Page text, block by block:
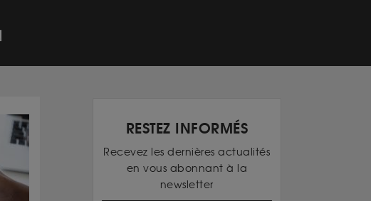
RESTEZ INFORMÉS
Recevez les dernières actualités
en vous abonnant à la
newsletter